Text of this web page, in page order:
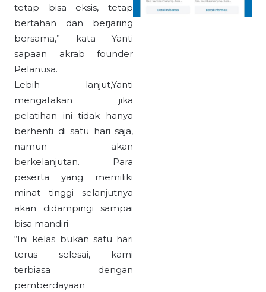
tetap bisa eksis, tetap
bertahan dan berjaring
bersama,” kata Yanti
sapaan akrab founder
Pelanusa.
Lebih lanjut,Yanti
mengatakan jika
pelatihan ini tidak hanya
berhenti di satu hari saja,
namun akan
berkelanjutan. Para
peserta yang memiliki
minat tinggi selanjutnya
akan didampingi sampai
bisa mandiri
“Ini kelas bukan satu hari
terus selesai, kami
terbiasa dengan
pemberdayaan